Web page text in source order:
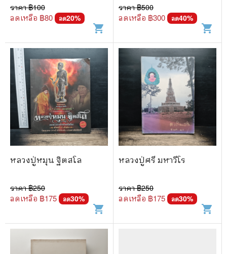
ทสาโร
ราคา ฿100
ลดเหลือ ฿80 ลด20%
shopping_cart
ราคา ฿500
ลดเหลือ ฿300 ลด40%
shopping_cart
หลวงปู่หมุน ฐิตสโล
ราคา ฿250
ลดเหลือ ฿175 ลด30%
shopping_cart
หลวงปู่ศรี มหาวีโร
ราคา ฿250
ลดเหลือ ฿175 ลด30%
shopping_cart